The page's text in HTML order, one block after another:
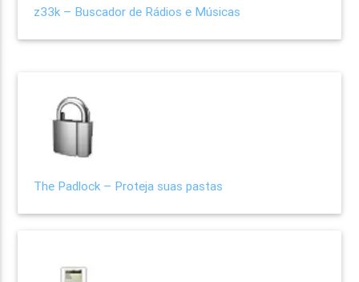
z33k – Buscador de Rádios e Músicas
The Padlock – Proteja suas pastas